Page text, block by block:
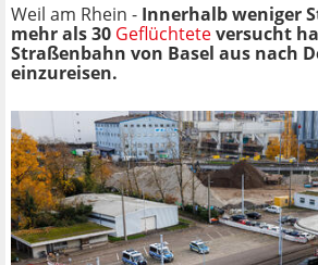
Weil am Rhein - Innerhalb weniger
mehr als 30 Geflüchteteversucht
Straßenbahn von Basel aus nach
einzureisen.